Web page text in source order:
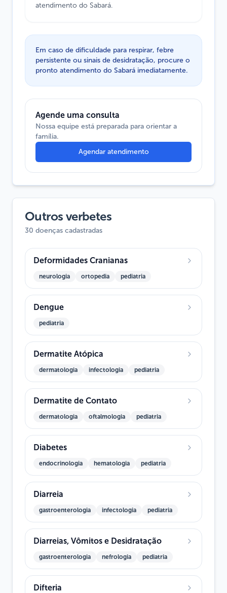
atendimento do Sabará.
Em caso de dificuldade para respirar, febre
persistente ou sinais de desidratação, procure o
pronto atendimento do Sabará imediatamente.
Agende uma consulta
Nossa equipe está preparada para orientar a
família.
Agendar atendimento
Outros verbetes
30 doenças cadastradas
Deformidades Cranianas
neurologia ortopedia pediatria
Dengue
pediatria
Dermatite Atópica
dermatologia infectologia pediatria
Dermatite de Contato
dermatologia oftalmologia pediatria
Diabetes
endocrinologia hematologia pediatria
Diarreia
gastroenterologia infectologia pediatria
Diarreias, Vômitos e Desidratação
gastroenterologia nefrologia pediatria
Difteria